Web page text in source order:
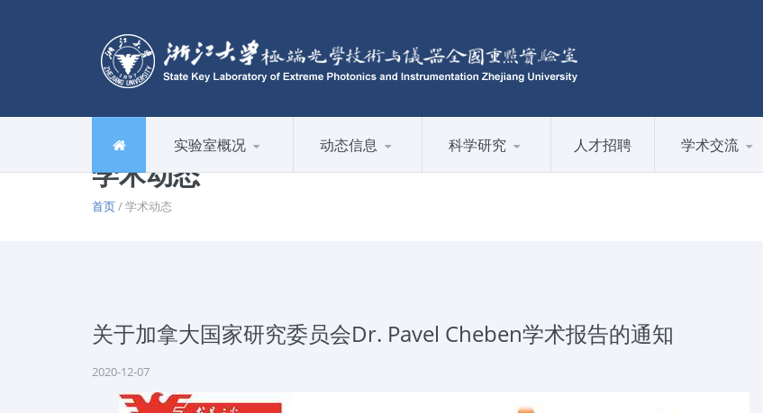
实验室概况 动态信息 科学研究 人才招聘 学术交流
学术动态
首页/ 学术动态
关于加拿大国家研究委员会Dr. Pavel Cheben学术报告的通知
2020-12-07